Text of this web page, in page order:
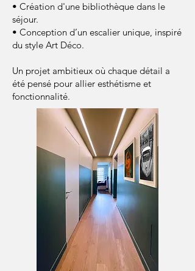
• Création d'une bibliothèque dans le
séjour.
• Conception d’un escalier unique, inspiré
du style Art Déco.
Un projet ambitieux où chaque détail a
été pensé pour allier esthétisme et
fonctionnalité.